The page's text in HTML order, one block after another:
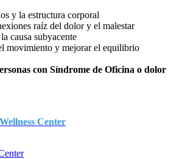
y la estructura corporal
raíz del dolor y el malestar
causa subyacente
movimiento y mejorar el equilibrio
con Síndrome de Oficina o dolor
Center